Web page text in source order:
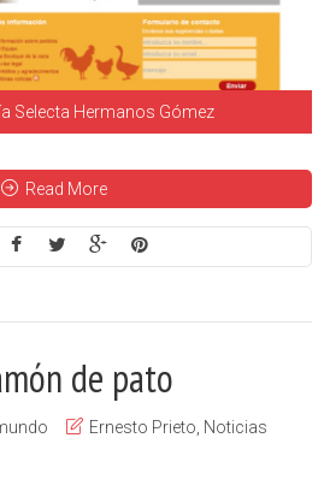
Selecta Hermanos Gómez
Read More
de pato
Ernesto Prieto, Noticias